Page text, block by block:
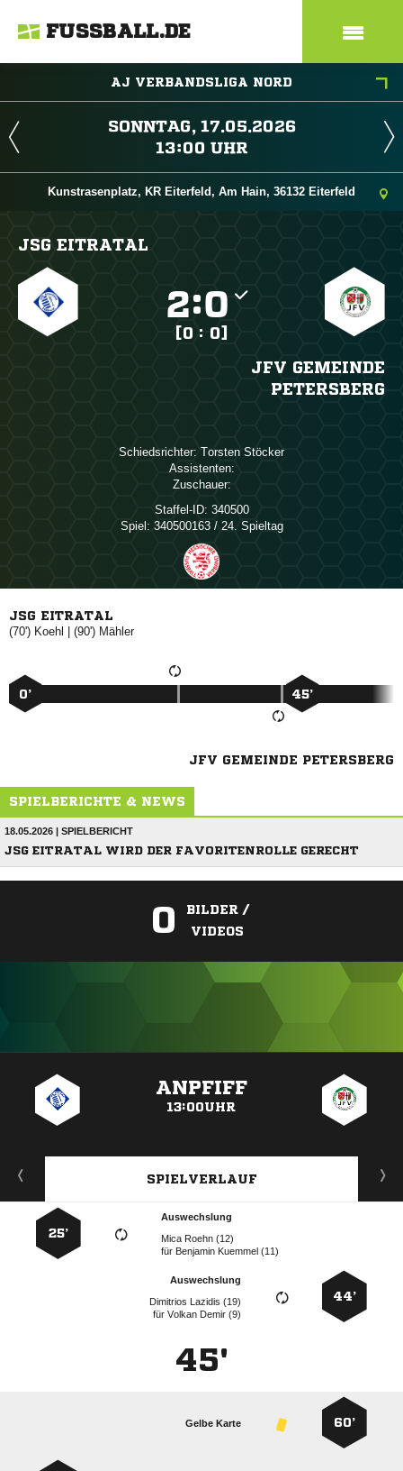
FUSSBALL.DE
AJ VERBANDSLIGA NORD
 
 
Kunstrasenplatz, KR Eiterfeld, Am Hain, 36132 Eiterfeld
JSG EITRATAL
:
[0 : 0]
JFV GEMEINDE
PETERSBERG
Schiedsrichter:  
Assistenten:
Zuschauer:
Staffel-ID: 340500
Spiel: 340500163 / 24. Spieltag
JSG EITRATAL
(70')  | (90') 
0’ 45’
JFV GEMEINDE PETERSBERG
SPIELBERICHTE & NEWS
18.05.2026 | SPIELBERICHT
JSG EITRATAL WIRD DER FAVORITENROLLE GERECHT
0
BILDER /
VIDEOS
ANPFIFF
13:00UHR
SPIELVERLAUF
Auswechslung
  
für   
25’
44’
Auswechslung
  
für  
45'
60’
Gelbe Karte